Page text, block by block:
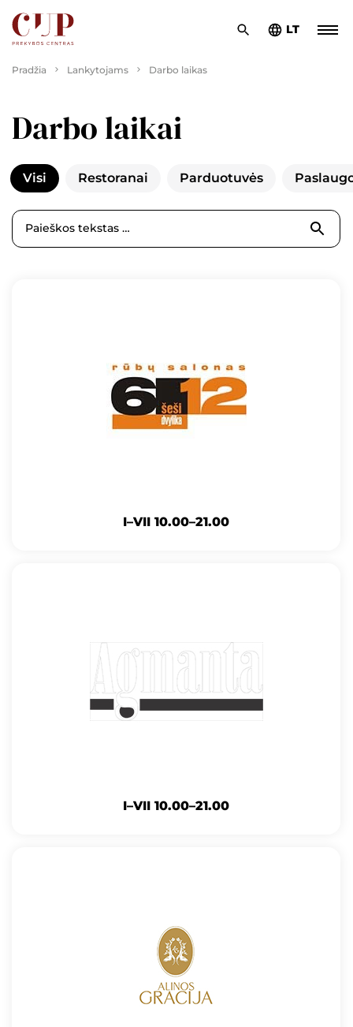
LT
Pradžia Lankytojams Darbo laikas
Darbo laikai
Visi Restoranai Parduotuvės
Paieškos tekstas …
I–VII 10.00–21.00
I–VII 10.00–21.00